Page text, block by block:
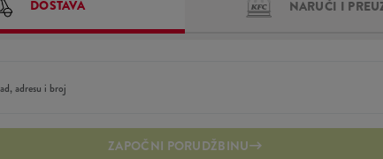
DOSTAVA NARUČI I
ZAPOČNI PORUDŽBINU